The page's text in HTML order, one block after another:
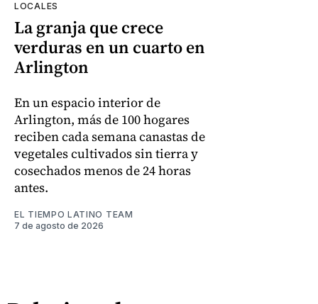
LOCALES
La granja que crece
verduras en un cuarto en
Arlington
En un espacio interior de
Arlington, más de 100 hogares
reciben cada semana canastas de
vegetales cultivados sin tierra y
cosechados menos de 24 horas
antes.
EL TIEMPO LATINO TEAM
7 de agosto de 2026